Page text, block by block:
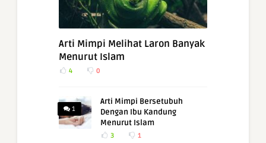
Arti Mimpi Melihat Laron Banyak
Menurut Islam
4 0
1
Arti Mimpi Bersetubuh
Dengan Ibu Kandung
Menurut Islam
3 1